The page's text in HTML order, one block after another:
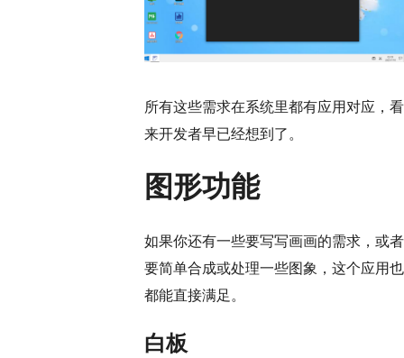
所有这些需求在系统里都有应用对应，看
来开发者早已经想到了。
图形功能
如果你还有一些要写写画画的需求，或者
要简单合成或处理一些图象，这个应用也
都能直接满足。
白板